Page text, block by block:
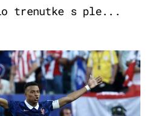
trenutke s ple...
2026